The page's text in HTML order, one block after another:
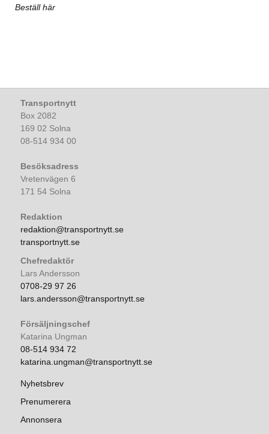
Beställ här
Transportnytt
Box 2082
169 02 Solna
08-514 934 00
Besöksadress
Vretenvägen 6
171 54 Solna
Redaktion
redaktion@transportnytt.se
transportnytt.se
Chefredaktör
Lars Andersson
0708-29 97 26
lars.andersson@transportnytt.se
Försäljningschef
Katarina Ungman
08-514 934 72
katarina.ungman@transportnytt.se
Nyhetsbrev
Prenumerera
Annonsera